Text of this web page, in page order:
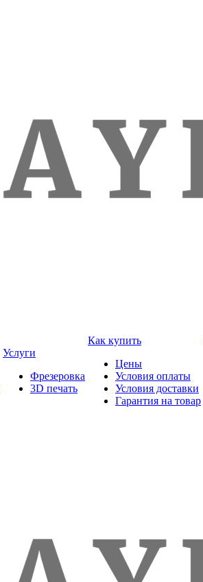
Услуги
Фрезеровка
3D печать
Как купить
Цены
Условия оплаты
Условия доставки
Гарантия на товар